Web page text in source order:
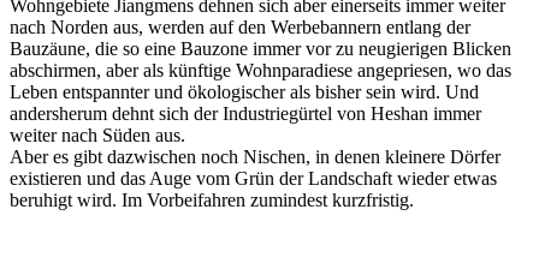
Wohngebiete Jiangmens dehnen sich aber einerseits immer weiter
nach Norden aus, werden auf den Werbebannern entlang der
Bauzäune, die so eine Bauzone immer vor zu neugierigen Blicken
abschirmen, aber als künftige Wohnparadiese angepriesen, wo das
Leben entspannter und ökologischer als bisher sein wird. Und
andersherum dehnt sich der Industriegürtel von Heshan immer
weiter nach Süden aus.
Aber es gibt dazwischen noch Nischen, in denen kleinere Dörfer
existieren und das Auge vom Grün der Landschaft wieder etwas
beruhigt wird. Im Vorbeifahren zumindest kurzfristig.